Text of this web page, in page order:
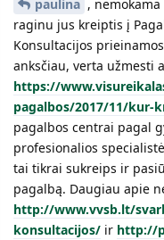
paulina ,
raginu jus kreiptis į
Konsultacijos
anksčiau, verta užmesti
https://
pagalbos/2017/11/kur-
pagalbos centrai pagal
profesionalios
tai tikrai sukreips ir
pagalbą. Daugiau apie
http://www.vvsb.lt/
konsultacijos/ ir http://